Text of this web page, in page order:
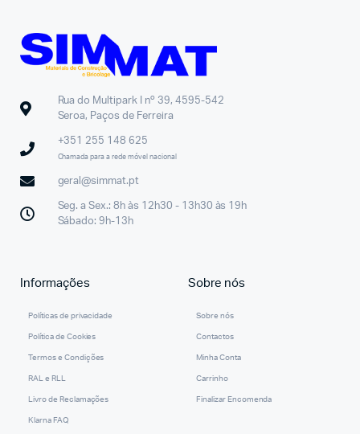
Rua do Multipark I nº 39, 4595-542
Seroa, Paços de Ferreira
+351 255 148 625
Chamada para a rede móvel nacional
geral@simmat.pt
Seg. a Sex.: 8h às 12h30 - 13h30 às 19h
Sábado: 9h-13h
Informações
Políticas de privacidade
Política de Cookies
Termos e Condições
RAL e RLL
Livro de Reclamações
Klarna FAQ
Sobre nós
Sobre nós
Contactos
Minha Conta
Carrinho
Finalizar Encomenda